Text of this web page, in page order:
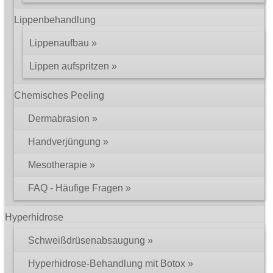
Lippenbehandlung
Lippenaufbau
Lippen aufspritzen
Chemisches Peeling
Dermabrasion
Handverjüngung
Mesotherapie
FAQ - Häufige Fragen
Hyperhidrose
Schweißdrüsenabsaugung
Hyperhidrose-Behandlung mit Botox